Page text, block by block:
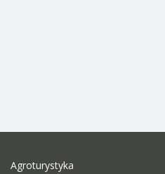
Agroturystyka